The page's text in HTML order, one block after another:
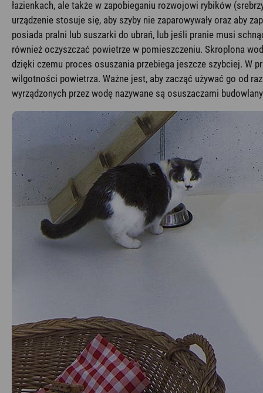
łazienkach, ale także w zapobieganiu rozwojowi rybików
urządzenie stosuje się, aby szyby nie zaparowywały oraz aby
posiada pralni lub suszarki do ubrań, lub jeśli pranie musi
również oczyszczać powietrze w pomieszczeniu. Skroplona
dzięki czemu proces osuszania przebiega jeszcze szybciej. W
wilgotności powietrza. Ważne jest, aby zacząć używać go od
wyrządzonych przez wodę nazywane są osuszaczami